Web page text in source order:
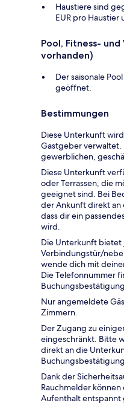
Haustiere sind
EUR pro
Pool, Fitness-
vorhanden)
Der saisonale
geöffnet.
Bestimmungen
Diese Unterkunft
Gastgeber
gewerblichen,
Diese Unterkunft
oder Terrassen, die
geeignet sind. Bei
der Ankunft direkt an
dass dir ein
wird.
Die Unterkunft bietet
Verbindungstür/
wende dich mit
Die Telefonnummer
Nur angemeldete
Zimmern.
Der Zugang zu
eingeschränkt. Bitte
direkt an die
Dank der
Rauchmelder
Aufenthalt entspannt